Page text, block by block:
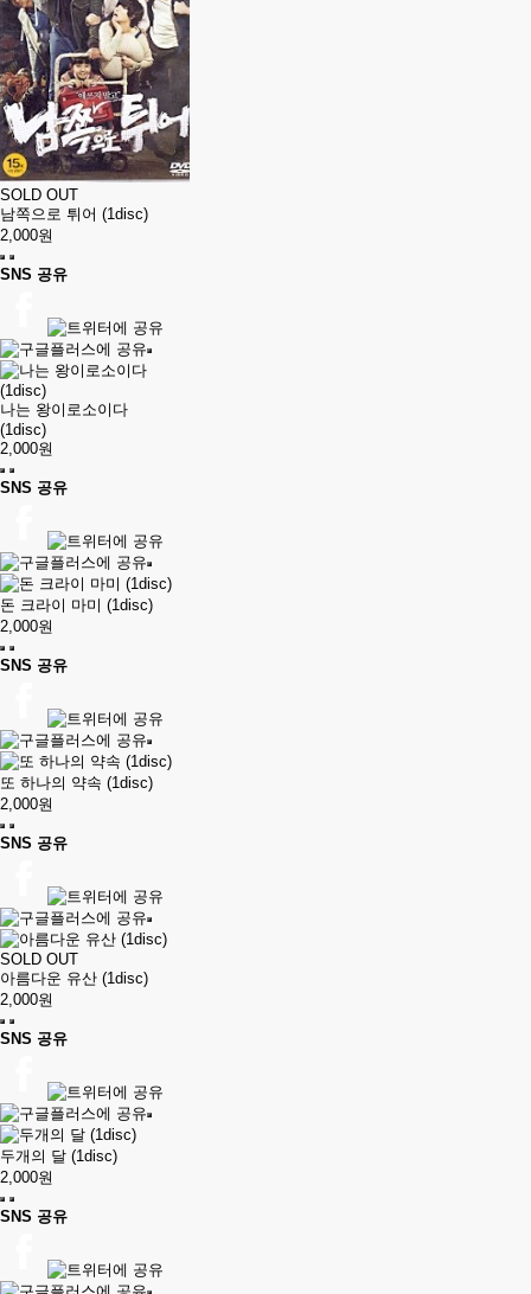
SOLD OUT
남쪽으로 튀어 (1disc)
2,000원
SNS 공유
나는 왕이로소이다
(1disc)
2,000원
SNS 공유
돈 크라이 마미 (1disc)
2,000원
SNS 공유
또 하나의 약속 (1disc)
2,000원
SNS 공유
SOLD OUT
아름다운 유산 (1disc)
2,000원
SNS 공유
두개의 달 (1disc)
2,000원
SNS 공유